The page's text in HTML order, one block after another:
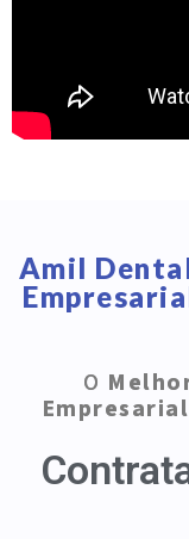
Amil
O